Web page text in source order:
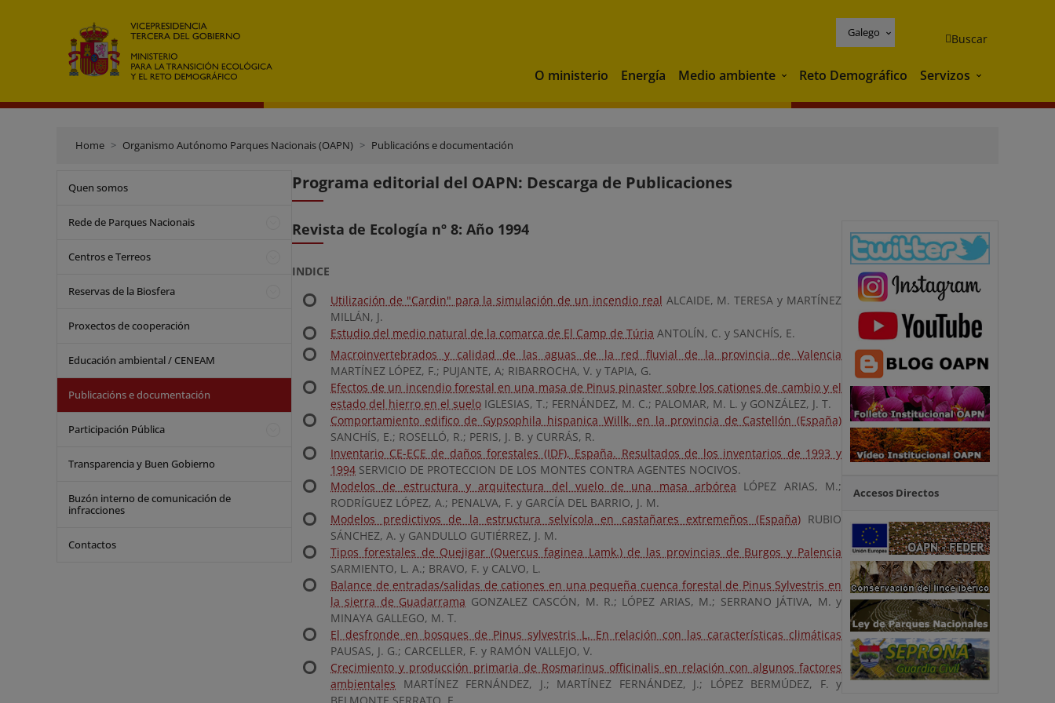
Galego Buscar
O ministerio Energía Medio ambiente Medio ambiente
Reto Demográfico Servizos Servizos
Home Organismo Autónomo Parques Nacionais (OAPN) Publicacións e documentación
Quen somos
Rede de Parques Nacionais
Centros e Terreos
Reservas de la Biosfera
Proxectos de cooperación
Educación ambiental / CENEAM
Publicacións e documentación
Participación Pública
Transparencia y Buen Gobierno
Buzón interno de comunicación de
infracciones
Contactos
Programa editorial del OAPN: Descarga de Publicaciones
Revista de Ecología nº 8: Año 1994
INDICE
Utilización de "Cardin" para la simulación de un incendio real ALCAIDE, M. TERESA y MARTÍNEZ
MILLÁN, J.
Estudio del medio natural de la comarca de El Camp de Túria ANTOLÍN, C. y SANCHÍS, E.
Macroinvertebrados y calidad de las aguas de la red fluvial de la provincia de Valencia
MARTÍNEZ LÓPEZ, F.; PUJANTE, A; RIBARROCHA, V. y TAPIA, G.
Efectos de un incendio forestal en una masa de Pinus pinaster sobre los cationes de cambio y el
estado del hierro en el suelo IGLESIAS, T.; FERNÁNDEZ, M. C.; PALOMAR, M. L. y GONZÁLEZ, J. T.
Comportamiento edifico de Gypsophila hispanica Willk. en la provincia de Castellón (España)
SANCHÍS, E.; ROSELLÓ, R.; PERIS, J. B. y CURRÁS, R.
Inventario CE-ECE de daños forestales (IDF), España. Resultados de los inventarios de 1993 y
1994 SERVICIO DE PROTECCION DE LOS MONTES CONTRA AGENTES NOCIVOS.
Modelos de estructura y arquitectura del vuelo de una masa arbórea LÓPEZ ARIAS, M.;
RODRÍGUEZ LÓPEZ, A.; PENALVA, F. y GARCÍA DEL BARRIO, J. M.
Modelos predictivos de la estructura selvícola en castañares extremeños (España)RUBIO
SÁNCHEZ, A. y GANDULLO GUTIÉRREZ, J. M.
Tipos forestales de Quejigar (Quercus faginea Lamk.) de las provincias de Burgos y Palencia
SARMIENTO, L. A.; BRAVO, F. y CALVO, L.
Balance de entradas/salidas de cationes en una pequeña cuenca forestal de Pinus Sylvestris en
la sierra de Guadarrama GONZALEZ CASCÓN, M. R.; LÓPEZ ARIAS, M.; SERRANO JÁTIVA, M. y
MINAYA GALLEGO, M. T.
El desfronde en bosques de Pinus sylvestris L. En relación con las características climáticas
PAUSAS, J. G.; CARCELLER, F. y RAMÓN VALLEJO, V.
Crecimiento y producción primaria de Rosmarinus officinalis en relación con algunos factores
ambientales MARTÍNEZ FERNÁNDEZ, J.; MARTÍNEZ FERNÁNDEZ, J.; LÓPEZ BERMÚDEZ, F. y
Accesos Directos